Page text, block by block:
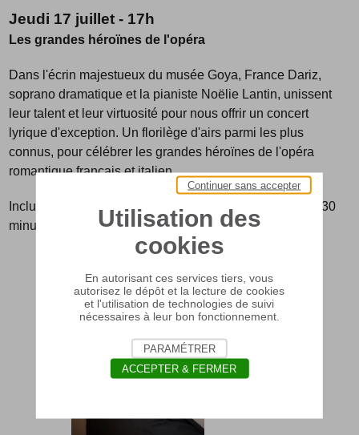
Jeudi 17 juillet - 17h
Les grandes héroïnes de l'opéra
Dans l'écrin majestueux du musée Goya, France Dariz,
soprano dramatique et la pianiste Noëlie Lantin, unissent
leur talent et leur virtuosité pour nous offrir un concert
lyrique d'exception. Un florilège d'airs parmi les plus
connus, pour célébrer les grandes héroïnes de l'opéra
romantique français et italien.
Inclus dans le prix du billet d'entrée au musée. Environ 30
minutes. Réservation conseillée.
Utilisation des
cookies
En autorisant ces services tiers, vous
autorisez le dépôt et la lecture de cookies
et l'utilisation de technologies de suivi
nécessaires à leur bon fonctionnement.
Continuer sans accepter
PARAMÉTRER
ACCEPTER & FERMER